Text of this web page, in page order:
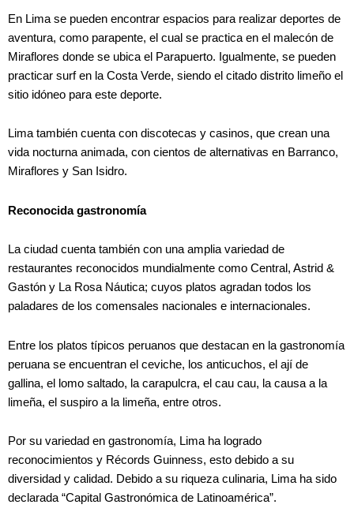
En Lima se pueden encontrar espacios para realizar deportes de
aventura, como parapente, el cual se practica en el malecón de
Miraflores donde se ubica el Parapuerto. Igualmente, se pueden
practicar surf en la Costa Verde, siendo el citado distrito limeño el
sitio idóneo para este deporte.
Lima también cuenta con discotecas y casinos, que crean una
vida nocturna animada, con cientos de alternativas en Barranco,
Miraflores y San Isidro.
Reconocida gastronomía
La ciudad cuenta también con una amplia variedad de
restaurantes reconocidos mundialmente como Central, Astrid &
Gastón y La Rosa Náutica; cuyos platos agradan todos los
paladares de los comensales nacionales e internacionales.
Entre los platos típicos peruanos que destacan en la gastronomía
peruana se encuentran el ceviche, los anticuchos, el ají de
gallina, el lomo saltado, la carapulcra, el cau cau, la causa a la
limeña, el suspiro a la limeña, entre otros.
Por su variedad en gastronomía, Lima ha logrado
reconocimientos y Récords Guinness, esto debido a su
diversidad y calidad. Debido a su riqueza culinaria, Lima ha sido
declarada “Capital Gastronómica de Latinoamérica”.